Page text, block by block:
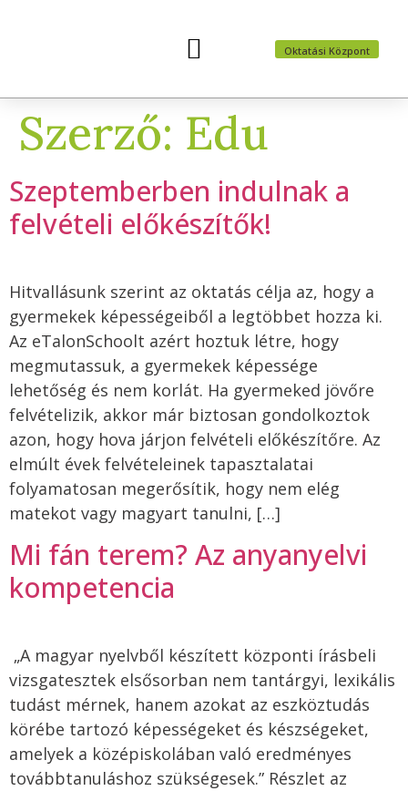
Oktatási Központ
Szerző: Edu
Szeptemberben indulnak a
felvételi előkészítők!
Hitvallásunk szerint az oktatás célja az, hogy a
gyermekek képességeiből a legtöbbet hozza ki.
Az eTalonSchoolt azért hoztuk létre, hogy
megmutassuk, a gyermekek képessége
lehetőség és nem korlát. Ha gyermeked jövőre
felvételizik, akkor már biztosan gondolkoztok
azon, hogy hova járjon felvételi előkészítőre. Az
elmúlt évek felvételeinek tapasztalatai
folyamatosan megerősítik, hogy nem elég
matekot vagy magyart tanulni, […]
Mi fán terem? Az anyanyelvi
kompetencia
„A magyar nyelvből készített központi írásbeli
vizsgatesztek elsősorban nem tantárgyi, lexikális
tudást mérnek, hanem azokat az eszköztudás
körébe tartozó képességeket és készségeket,
amelyek a középiskolában való eredményes
továbbtanuláshoz szükségesek.” Részlet az